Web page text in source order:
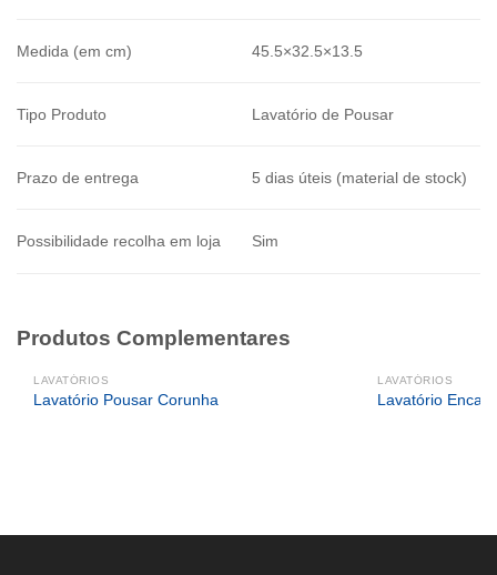
Medida (em cm) 45.5×32.5×13.5
Tipo Produto Lavatório de Pousar
Prazo de entrega 5 dias úteis (material de stock)
Possibilidade recolha em loja Sim
Produtos Complementares
LAVATÓRIOS
Lavatório Pousar Corunha
LAVATÓRIOS
Lavatório